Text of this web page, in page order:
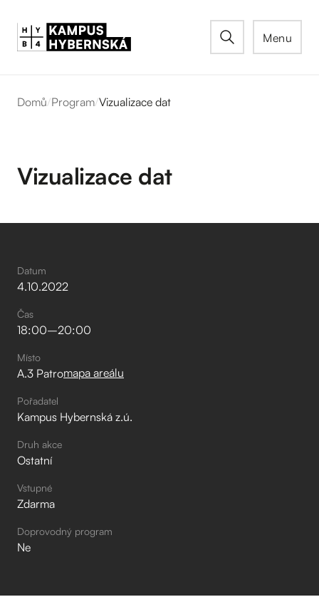
Menu
Domů/Program/Vizualizace dat
Vizualizace dat
Datum
4.10.2022
Čas
18:00–⁠20:00
Místo
A.3 Patromapa areálu
Pořadatel
Kampus Hybernská z.ú.
Druh akce
Ostatní
Vstupné
Zdarma
Doprovodný program
Ne